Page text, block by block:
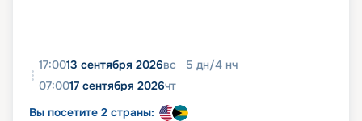
17:0013 сентября 2026вс 5 дн/4 нч
07:0017 сентября 2026чт
Вы посетите 2 страны: